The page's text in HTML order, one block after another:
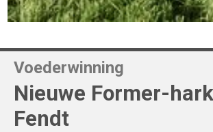
Voederwinning
Nieuwe Former-
Fendt